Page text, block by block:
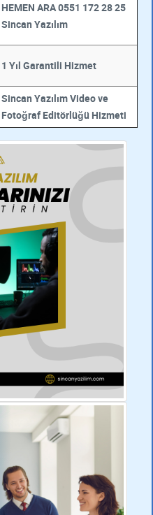
HEMEN ARA 0551 172 28 25
Sincan Yazılım
1 Yıl Garantili Hizmet
Sincan Yazılım Video ve
Fotoğraf Editörlüğü Hizmeti